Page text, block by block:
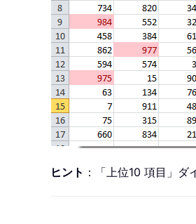
ヒント ：「上位10 項目」